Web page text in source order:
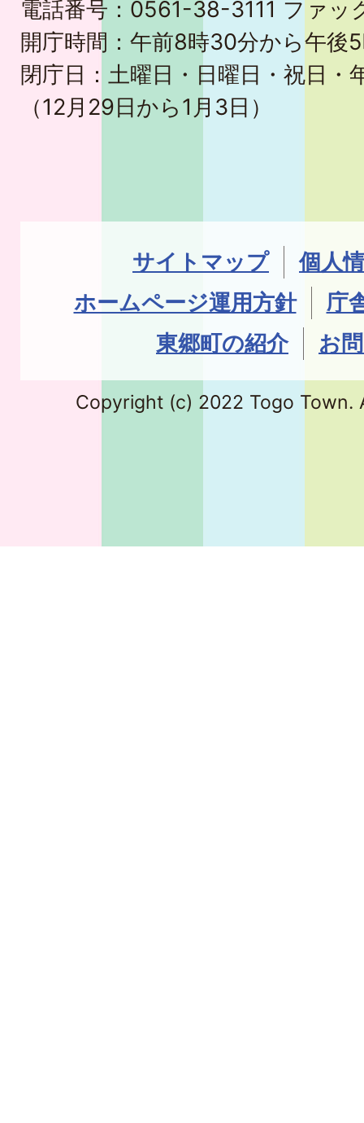
電話番号：0561-38-3111 ファ
開庁時間：午前8時30分から午後
閉庁日：土曜日・日曜日・祝日・
（12月29日から1月3日）
サイトマップ
個人
ホームページ運用方針
庁
東郷町の紹介
お
Copyright (c) 2022 Togo Town.